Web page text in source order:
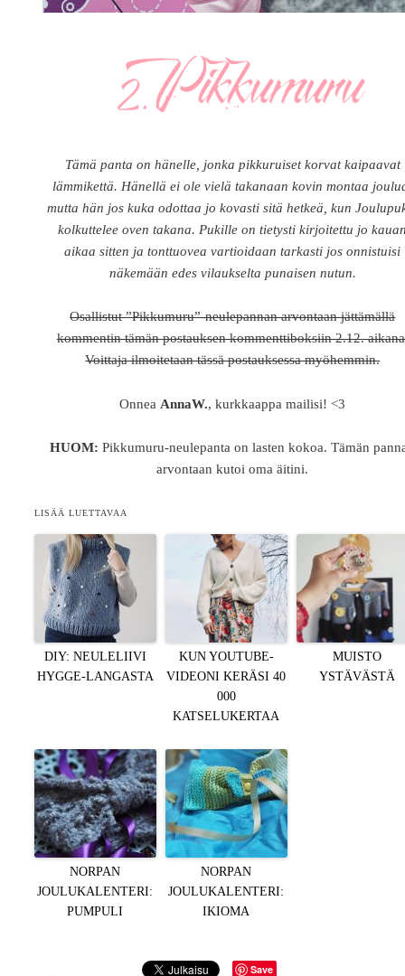
Tämä panta on hänelle, jonka pikkuruiset korvat kaipaavat
lämmikettä. Hänellä ei ole vielä takanaan kovin montaa
mutta hän jos kuka odottaa jo kovasti sitä hetkeä, kun
kolkuttelee oven takana. Pukille on tietysti kirjoitettu jo
aikaa sitten ja tonttuovea vartioidaan tarkasti jos onnistuisi
näkemään edes vilaukselta punaisen nutun.
Osallistut ”Pikkumuru”-neulepannan arvontaan jättämällä
kommentin tämän postauksen kommenttiboksiin 2.12.
Voittaja ilmoitetaan tässä postauksessa myöhemmin.
Onnea AnnaW., kurkkaappa mailisi! <3
HUOM: Pikkumuru-neulepanta on lasten kokoa. Tämän
arvontaan kutoi oma äitini.
LISÄÄ LUETTAVAA
DIY: NEULELIIVI
HYGGE-LANGASTA
KUN YOUTUBE-
VIDEONI KERÄSI 40
000
KATSELUKERTAA
MUISTO
YSTÄVÄSTÄ
NORPAN
JOULUKALENTERI:
PUMPULI
NORPAN
JOULUKALENTERI:
IKIOMA
Save